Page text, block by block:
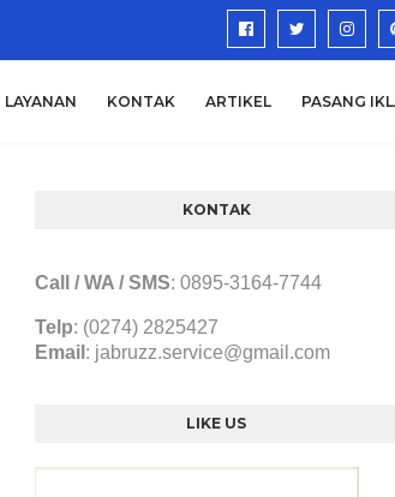
LAYANAN KONTAK ARTIKEL PASANG
KONTAK
Call / WA / SMS: 0895-3164-7744
Telp: (0274) 2825427
Email : jabruzz.service@gmail.com
LIKE US